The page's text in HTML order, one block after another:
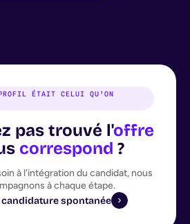
ÉTAIT CELUI QU’ON
pas trouvé l'offre
correspond ?
à l'intégration du candidat, nous
à chaque étape.
candidature spontanée